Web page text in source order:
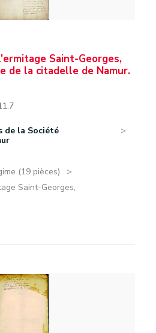
Saint-Georges,
de la citadelle de Namur.
de la Société
(19 pièces)
Saint-Georges,